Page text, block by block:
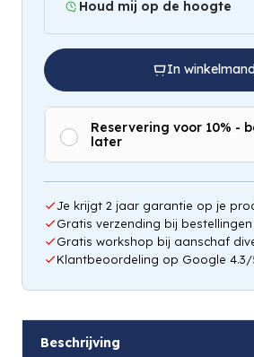
Houd mij op de hoogte
Hou mij op de
In
Reservering voor 10% -
later
Je krijgt 2 jaar garantie op je
Gratis verzending bij
Gratis workshop bij aanschaf
Klantbeoordeling op Google 4.3/
Beschrijving